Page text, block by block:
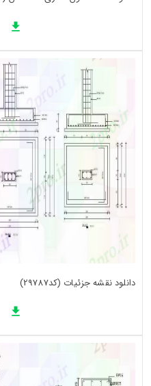
دانلود نقشه جزئیات (کد29787)